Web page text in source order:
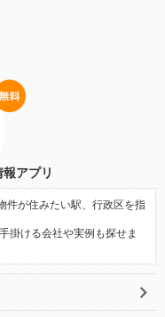
アプリ
件が住みたい駅、行政区を指
掛ける会社や実例も探せま